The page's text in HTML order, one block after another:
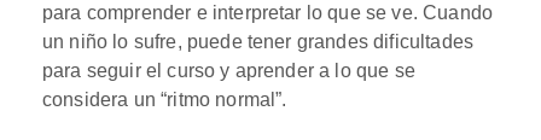
para comprender e interpretar lo que se ve. Cuando
un niño lo sufre, puede tener grandes dificultades
para seguir el curso y aprender a lo que se
considera un “ritmo normal”.